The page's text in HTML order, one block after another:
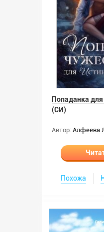
Попаданка
(СИ)
Автор: Алфеева
Похожа